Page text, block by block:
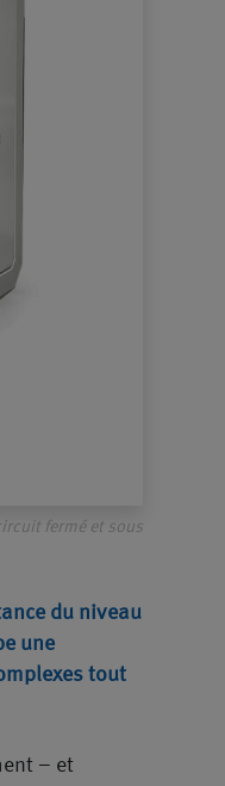
fermé et sous
du niveau
une
tout
– et